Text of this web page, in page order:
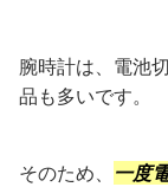
腕時計は、電池
品も多いです。
そのため、 一度